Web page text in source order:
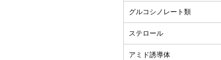
グルコシノレート類
ステロール
アミド誘導体